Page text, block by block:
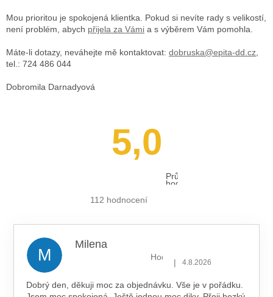
Mou prioritou je spokojená klientka. Pokud si nevíte rady s velikostí,
není problém, abych přijela za Vámi a s výběrem Vám pomohla.
Máte-li dotazy, neváhejte mě kontaktovat: dobruska@epita-dd.cz
tel.: 724 486 044
Dobromila Darnadyová
5,0
Průměrné
hodnocení
112 hodnocení
M
Milena
Hodnocení obchodu je 5 z 5
| 4.8.2026
Dobrý den, děkuji moc za objednávku. Vše je v pořádku.